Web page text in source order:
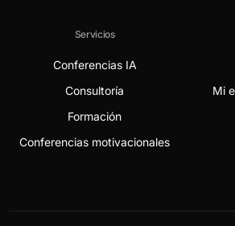
Servicios
Conferencias IA
Consultoría
Formación
Conferencias motivacionales
Mi